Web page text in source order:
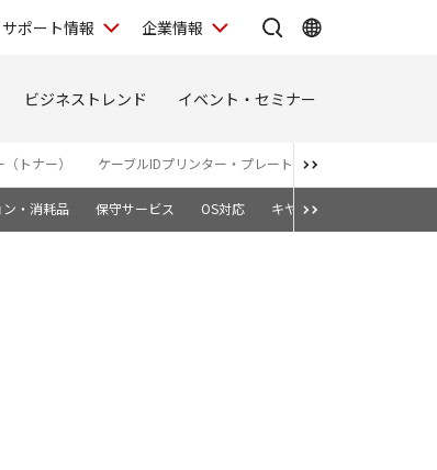
ポート情報 企業情報
ビジネストレンド イベント・セミナー
トナー） ケーブルIDプリンター・プレート＆シートプリンター
・消耗品 保守サービス OS対応 キヤノン純正トナーカート